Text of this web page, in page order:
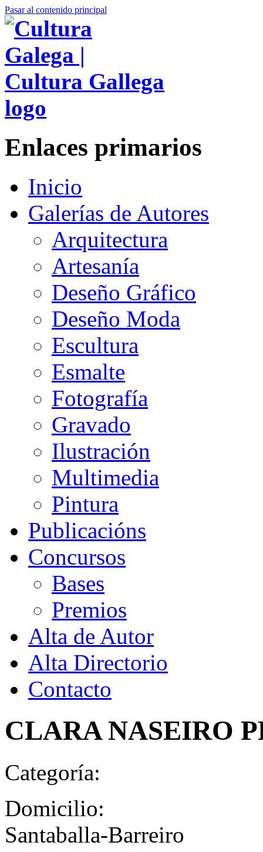
Pasar al contenido principal
Enlaces primarios
Inicio
Galerías de Autores
Arquitectura
Artesanía
Deseño Gráfico
Deseño Moda
Escultura
Esmalte
Fotografía
Gravado
Ilustración
Multimedia
Pintura
Publicacións
Concursos
Bases
Premios
Alta de Autor
Alta Directorio
Contacto
CLARA NASEIRO
Categoría:
Domicilio:
Santaballa-Barreiro